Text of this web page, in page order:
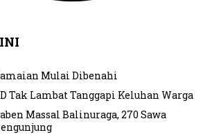
Mulai Dibenahi
Tak Lambat Tanggapi Keluhan Warga
Massal Balinuraga, 270 Sawa